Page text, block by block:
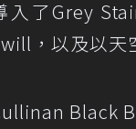
入了Grey
，以及以天
Black